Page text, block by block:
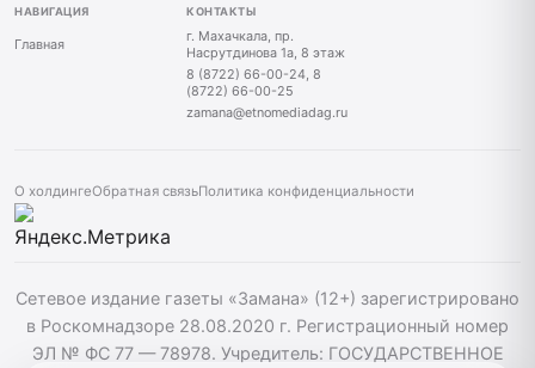
НАВИГАЦИЯ
Главная
КОНТАКТЫ
г. Махачкала, пр.
Насрутдинова 1а, 8 этаж
8 (8722) 66-00-24, 8
(8722) 66-00-25
zamana@etnomediadag.ru
О холдингеОбратная связьПолитика конфиденциальности
Сетевое издание газеты «Замана» (12+) зарегистрировано
в Роскомнадзоре 28.08.2020 г. Регистрационный номер
ЭЛ № ФС 77 — 78978. Учредитель: ГОСУДАРСТВЕННОЕ